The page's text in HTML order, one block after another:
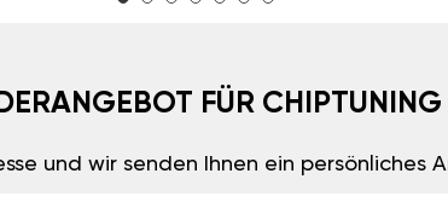
FÜR CHIPTUNING
und wir senden Ihnen ein persönliches